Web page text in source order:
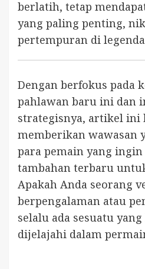
berlatih, tetap
yang paling penting,
pertempuran di
Dengan berfokus pada
pahlawan baru ini dan
strategisnya, artikel
memberikan wawasan
para pemain yang
tambahan terbaru
Apakah Anda seorang
berpengalaman atau
selalu ada sesuatu
dijelajahi dalam